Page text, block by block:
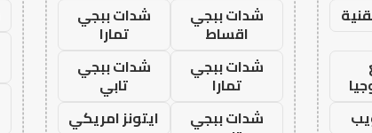
شدات ببجي
اقساط
شدات ببجي
تمارا
شدات ببجي
تمارا
شدات ببجي
تابي
شدات ببجي
ايتونز امريكي